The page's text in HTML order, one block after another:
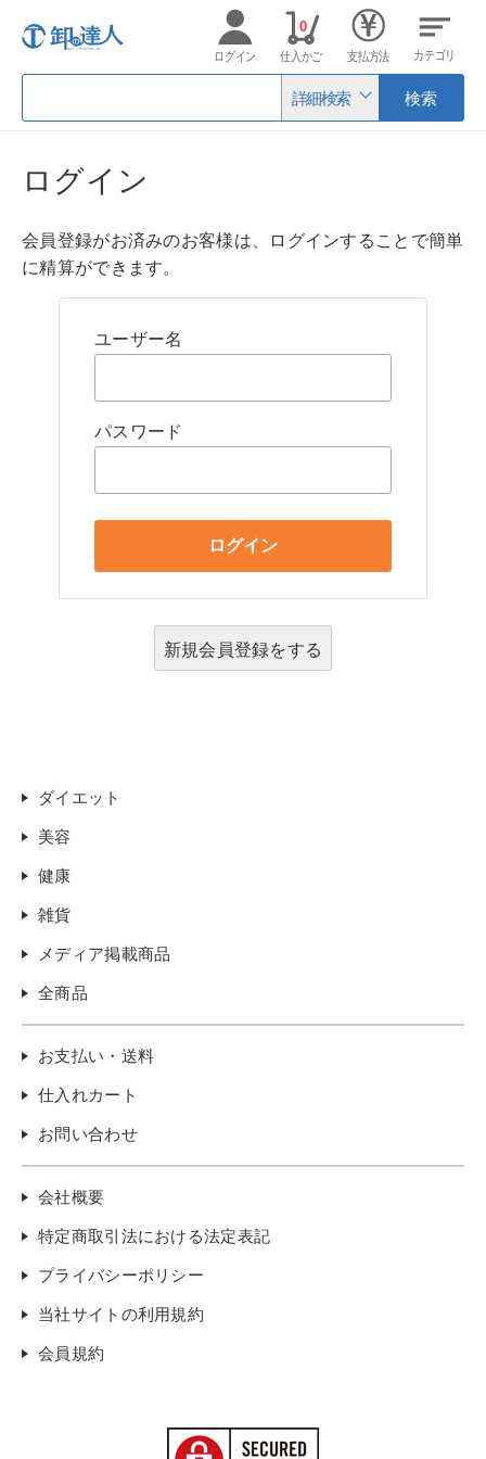
詳細検索 検索
ログイン 仕入かご
0
支払方法 カテゴリ
ログイン
会員登録がお済みのお客様は、ログインすることで簡単
に精算ができます。
ユーザー名
パスワード
新規会員登録をする
ダイエット
美容
健康
雑貨
メディア掲載商品
全商品
お支払い・送料
仕入れカート
お問い合わせ
会社概要
特定商取引法における法定表記
プライバシーポリシー
当社サイトの利用規約
会員規約